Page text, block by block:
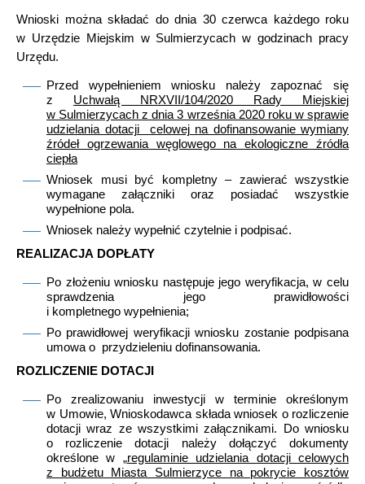
Wnioski można składać do dnia 30 czerwca każdego roku
w Urzędzie Miejskim w Sulmierzycach w godzinach pracy
Urzędu.
Przed wypełnieniem wniosku należy zapoznać się
z Uchwałą NRXVII/104/2020 Rady Miejskiej
w Sulmierzycach z dnia 3 września 2020 roku w sprawie
udzielania dotacji celowej na dofinansowanie wymiany
źródeł ogrzewania węglowego na ekologiczne źródła
ciepła
Wniosek musi być kompletny – zawierać wszystkie
wymagane załączniki oraz posiadać wszystkie
wypełnione pola.
Wniosek należy wypełnić czytelnie i podpisać.
REALIZACJA DOPŁATY
Po złożeniu wniosku następuje jego weryfikacja, w celu
sprawdzenia jego prawidłowości
i kompletnego wypełnienia;
Po prawidłowej weryfikacji wniosku zostanie podpisana
umowa o przydzieleniu dofinansowania.
ROZLICZENIE DOTACJI
Po zrealizowaniu inwestycji w terminie określonym
w Umowie, Wnioskodawca składa wniosek o rozliczenie
dotacji wraz ze wszystkimi załącznikami. Do wniosku
o rozliczenie dotacji należy dołączyć dokumenty
określone w „regulaminie udzielania dotacji celowych
z budżetu Miasta Sulmierzyce na pokrycie kosztów